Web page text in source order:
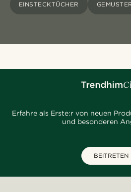
EINSTECKTÜCHER
Erfahre als Erste:r von neuen
und besonderen
BEITRETEN